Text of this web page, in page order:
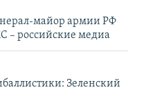
майор армии РФ
– российские медиа
Зеленский